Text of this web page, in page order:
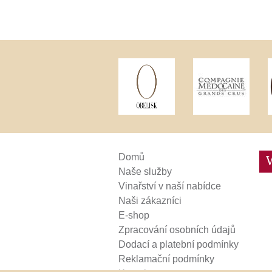
Domů
Naše služby
Vinařství v naší nabídce
Naši zákazníci
E-shop
Zpracování osobních údajů
Dodací a platební podmínky
Reklamační podmínky